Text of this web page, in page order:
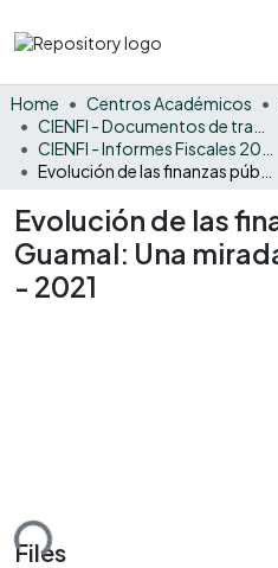
Home Centros Académicos
Evolución de las
Guamal: Una
- 2021
Files